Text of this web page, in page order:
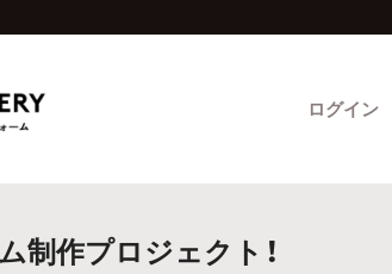
ログイン
終了間近のプロジェクト
制作プロジェクト！